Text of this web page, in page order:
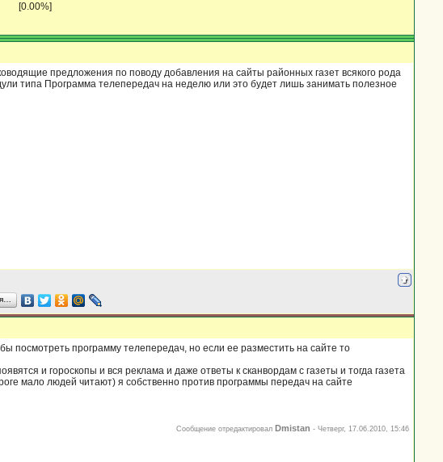
[0.00%]
предложения по поводу добавления на сайты районных газет всякого рода
типа Программа телепередач на неделю или это будет лишь занимать полезное
посмотреть программу телепередач, но если ее разместить на сайте то
и гороскопы и вся реклама и даже ответы к сканвордам с газеты и тогда газета
мало людей читают) я собственно против программы передач на сайте
Сообщение отредактировал Dmistan - Четверг, 17.06.2010, 15:46